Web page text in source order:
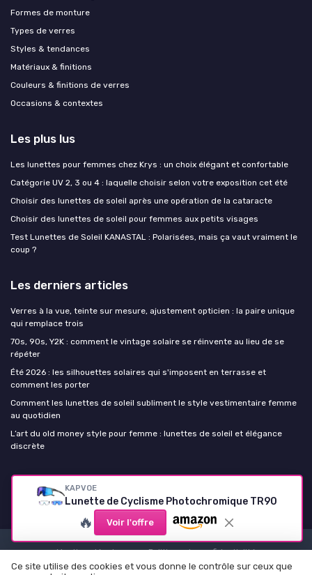
KAPVOE
Lunette de Cyclisme Photochromique TR90
🔥 Voir l'offre
Formes de monture
Types de verres
Styles & tendances
Matériaux & finitions
Couleurs & finitions de verres
Occasions & contextes
Les plus lus
Les lunettes pour femmes chez Krys : un choix élégant et confortable
Catégorie UV 2, 3 ou 4 : laquelle choisir selon votre exposition cet été
Choisir des lunettes de soleil après une opération de la cataracte
Choisir des lunettes de soleil pour femmes aux petits visages
Test Lunettes de Soleil KANASTAL : Polarisées, mais ça vaut vraiment le
coup ?
Les derniers articles
Verres à la vue, teinte sur mesure, ajustement opticien : la paire unique
qui remplace trois
70s, 90s, Y2K : comment le vintage solaire se réinvente au lieu de se
répéter
Été 2026 : les silhouettes solaires qui s'imposent en terrasse et
comment les porter
Comment les lunettes de soleil subliment le style vestimentaire femme
au quotidien
L’art du old money style pour femme : lunettes de soleil et élégance
discrète
Lunettes de soleil Femme
Mentions légales
Politique de confidentialité
© Lunettes de soleil Femme 2026
Ce site utilise des cookies et vous donne le contrôle sur ceux que